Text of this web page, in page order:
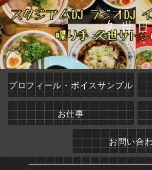
久世
プロフィール・ボイスサンプル
お仕事
お問い合